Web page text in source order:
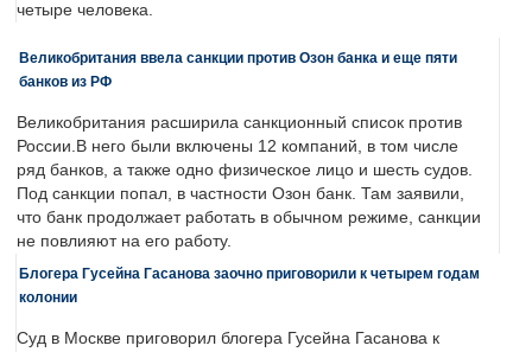
четыре человека.
Великобритания ввела санкции против Озон банка и еще пяти
банков из РФ
Великобритания расширила санкционный список против
России.В него были включены 12 компаний, в том числе
ряд банков, а также одно физическое лицо и шесть судов.
Под санкции попал, в частности Озон банк. Там заявили,
что банк продолжает работать в обычном режиме, санкции
не повлияют на его работу.
Блогера Гусейна Гасанова заочно приговорили к четырем годам
колонии
Суд в Москве приговорил блогера Гусейна Гасанова к